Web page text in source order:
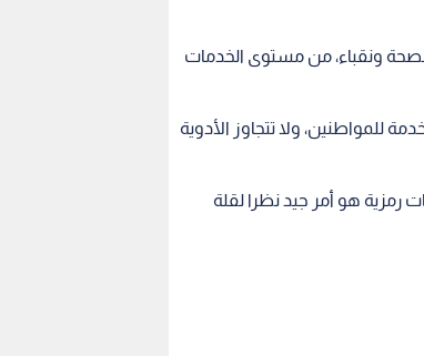
ونقباء، من مستوى الخدمات
للمواطنين، ولا تتجاوز الأدوية
رمزية هو أمر جيد نظرا لقلة